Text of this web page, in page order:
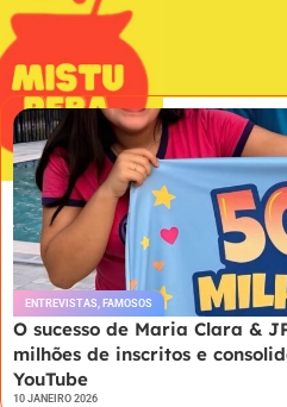
ENTREVISTAS, FAMOSOS
O sucesso de Maria Clara &
milhões de inscritos e
YouTube
10 JANEIRO 2026